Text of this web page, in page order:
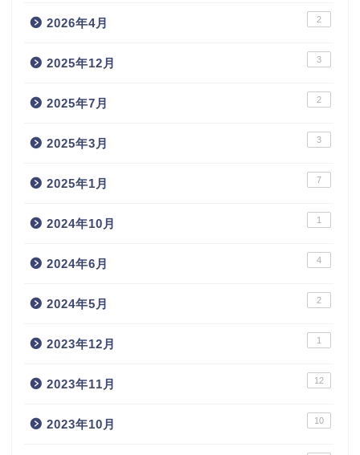
2026年4月 2
2025年12月 3
2025年7月 2
2025年3月 3
2025年1月 7
2024年10月 1
2024年6月 4
2024年5月 2
2023年12月 1
2023年11月 12
2023年10月 10